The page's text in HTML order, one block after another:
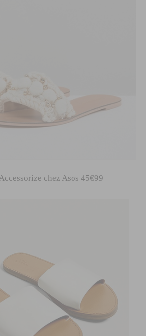
chez Asos 45€99